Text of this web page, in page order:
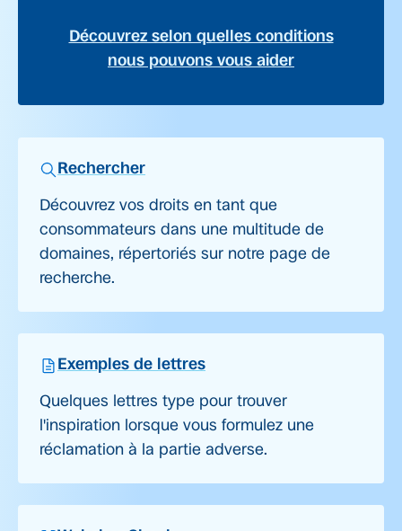
Découvrez selon quelles conditions
nous pouvons vous aider
Rechercher
Découvrez vos droits en tant que
consommateurs dans une multitude de
domaines, répertoriés sur notre page de
recherche.
Exemples de lettres
Quelques lettres type pour trouver
l'inspiration lorsque vous formulez une
réclamation à la partie adverse.